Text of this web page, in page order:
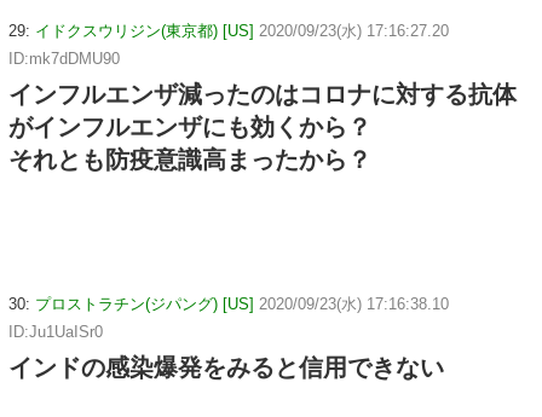
29: イドクスウリジン(東京都) [US] 2020/09/23(水) 17:16:27.20
ID:mk7dDMU90
インフルエンザ減ったのはコロナに対する抗体
がインフルエンザにも効くから？
それとも防疫意識高まったから？
30: プロストラチン(ジパング) [US] 2020/09/23(水) 17:16:38.10
ID:Ju1UaISr0
インドの感染爆発をみると信用できない